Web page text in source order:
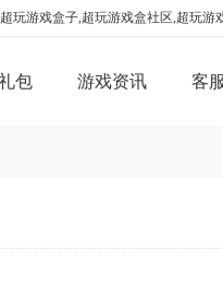
玩游戏盒子,超玩游戏盒社区,超玩游
包 游戏资讯 客